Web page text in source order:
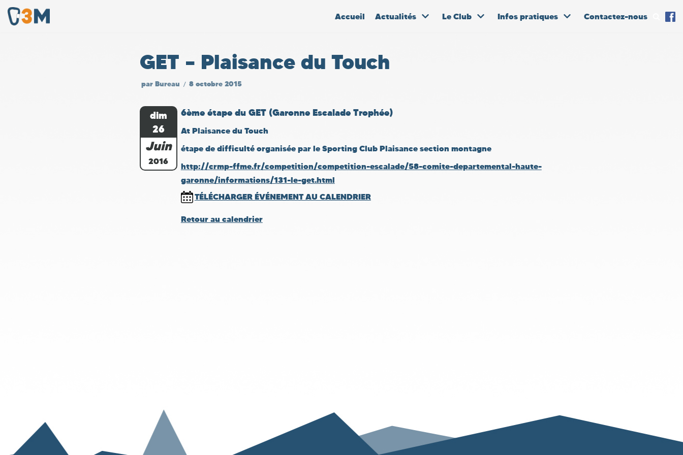
Aller
Accueil Actualités Le Club Infos pratiques Contactez-nous
GET – Plaisance du Touch
par Bureau 8 octobre 2015
dim
26
Juin
2016
6ème étape du GET (Garonne Escalade Trophée)
At Plaisance du Touch
étape de difficulté organisée par le Sporting Club Plaisance section montagne
http://crmp-ffme.fr/competition/competition-escalade/58-comite-departemental-haute-
garonne/informations/131-le-get.html
TÉLÉCHARGER ÉVÉNEMENT AU CALENDRIER
Retour au calendrier